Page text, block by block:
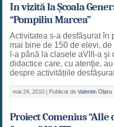
In vizită la Şcoala
“Pompiliu Marcea”
Activitatea s-a desfășurat în
mai bine de 150 de elevi,
I-a până la clasele aVIII-a şi
didactice care, cu atenţie,
despre activitățiile
mai 24, 2010 | Publicat de Valentin Olaru
Proiect Comenius